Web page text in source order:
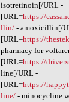
isotretinoin[/URL -
[URL=https://
llin/- amoxicillin[/
[URL=https://
pharmacy for
[URL=https://
line[/URL -
[URL=https://
line/- minocycline